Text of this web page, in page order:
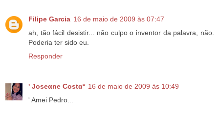
Filipe Garcia 16 de maio de 2009 às 07:47
ah, tão fácil desistir... não culpo o inventor da palavra, não.
Poderia ter sido eu.
Responder
' Joseαne Costα* 16 de maio de 2009 às 10:49
' Amei Pedro...